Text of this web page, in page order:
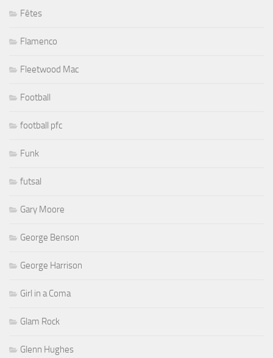
Fêtes
Flamenco
Fleetwood Mac
Football
football pfc
Funk
futsal
Gary Moore
George Benson
George Harrison
Girl in a Coma
Glam Rock
Glenn Hughes